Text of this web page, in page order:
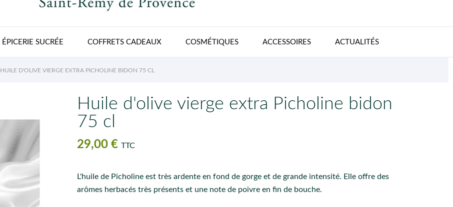
ÉPICERIE SUCRÉE COFFRETS CADEAUX COSMÉTIQUES ACCESSOIRES ACTUALITÉS
HUILE D'OLIVE VIERGE EXTRA PICHOLINE BIDON 75 CL
Huile d'olive vierge extra Picholine bidon
75 cl
29,00 € TTC
L'huile de Picholine est très ardente en fond de gorge et de grande intensité. Elle offre des
arômes herbacés très présents et une note de poivre en fin de bouche.